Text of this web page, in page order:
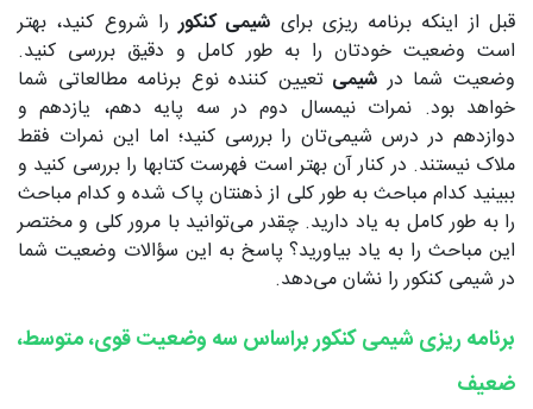
قبل از اینکه برنامه ریزی برای شیمی کنکوررا شروع کنید، بهتر
است وضعیت خودتان را به طور کامل و دقیق بررسی کنید.
وضعیت شما در شیمیتعیین کننده نوع برنامه مطالعاتی شما
خواهد بود. نمرات نیمسال دوم در سه پایه دهم، یازدهم و
دوازدهم در درس شیمی‌تان را بررسی کنید؛ اما این نمرات فقط
ملاک نیستند. در کنار آن بهتر است فهرست کتابها را بررسی کنید و
ببینید کدام مباحث به طور کلی از ذهنتان پاک شده و کدام مباحث
را به طور کامل به یاد دارید. چقدر می‌توانید با مرور کلی و مختصر
این مباحث را به یاد بیاورید؟ پاسخ به این سؤالات وضعیت شما
در شیمی کنکور را نشان می‌دهد.
برنامه ریزی شیمی کنکور براساس سه وضعیت قوی، متوسط،
ضعیف